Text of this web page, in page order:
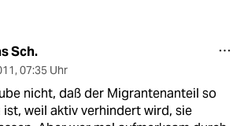
Sch.
, 07:35 Uhr
nicht, daß der Migrantenanteil so
ist, weil aktiv verhindert wird, sie